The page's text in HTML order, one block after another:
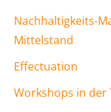
Nachhaltigkeits-
Mittelstand
Effectuation
Workshops in der